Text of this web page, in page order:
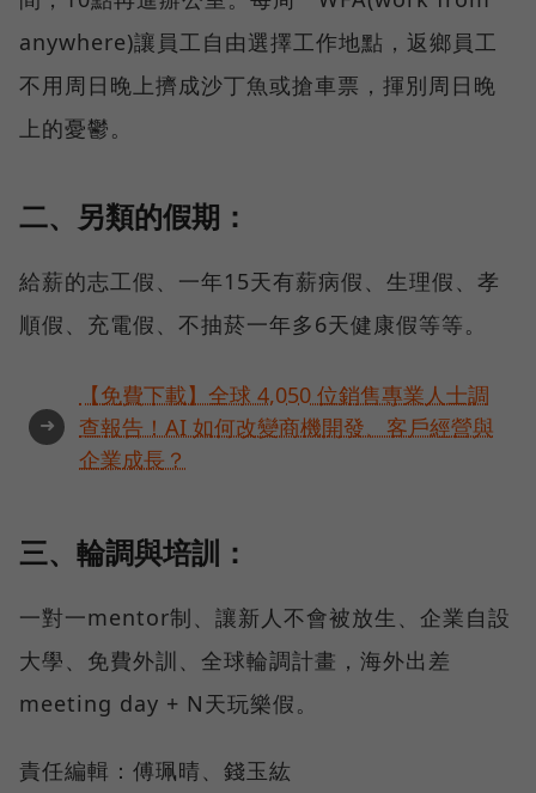
anywhere)讓員工自由選擇工作地點，返鄉員工
不用周日晚上擠成沙丁魚或搶車票，揮別周日晚
上的憂鬱。
二、另類的假期：
給薪的志工假、一年15天有薪病假、生理假、孝
順假、充電假、不抽菸一年多6天健康假等等。
➜
【免費下載】全球 4,050 位銷售專業人士調
查報告！AI 如何改變商機開發、客戶經營與
企業成長？
三、輪調與培訓：
一對一mentor制、讓新人不會被放生、企業自設
大學、免費外訓、全球輪調計畫，海外出差
meeting day + N天玩樂假。
責任編輯：傅珮晴、錢玉紘